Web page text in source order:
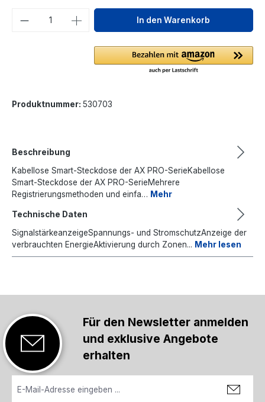
Produkt Anzahl: Gib denIn den Warenkorb
Produktnummer: 530703
Beschreibung
Kabellose Smart-Steckdose der AX PRO-SerieKabellose
Smart-Steckdose der AX PRO-SerieMehrere
Registrierungsmethoden und einfa… Mehr
Technische Daten
SignalstärkeanzeigeSpannungs- und StromschutzAnzeige der
verbrauchten EnergieAktivierung durch Zonen... Mehr lesen
Für den Newsletter anmelden
und exklusive Angebote
erhalten